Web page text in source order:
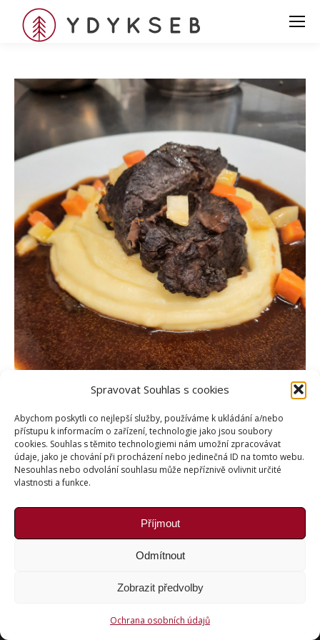
Spravovat Souhlas s cookies
Abychom poskytli co nejlepší služby, používáme k ukládání a/nebo
přístupu k informacím o zařízení, technologie jako jsou soubory
cookies. Souhlas s těmito technologiemi nám umožní zpracovávat
údaje, jako je chování při procházení nebo jedinečná ID na tomto webu.
Nesouhlas nebo odvolání souhlasu může nepříznivě ovlivnit určité
vlastnosti a funkce.
Příjmout
Odmítnout
Zobrazit předvolby
Ochrana osobních údajů
Copyright © Weiron Dynamics, s.r.o. |
stránekaSEO